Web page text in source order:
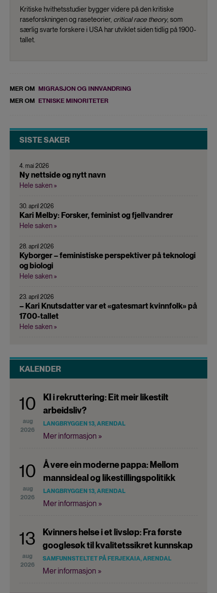
Kritiske hvithetsstudier bygger videre på den kritiske
raseforskningen og raseteorier, critical race theory, som
særlig svarte forskere i USA har utviklet siden tidlig på 1900-
tallet.
MER OM MIGRASJON OG INNVANDRING
MER OM ETNISKE MINORITETER
SISTE SAKER
4. mai 2026
Ny nettside og nytt navn
Hele saken »
30. april 2026
Kari Melby: Forsker, feminist og fjellvandrer
Hele saken »
28. april 2026
Kyborger – feministiske perspektiver på teknologi
og biologi
Hele saken »
23. april 2026
– Kari Knutsdatter var et «gatesmart kvinnfolk» på
1700-tallet
Hele saken »
KALENDER
10
aug
2026
KI i rekruttering: Eit meir likestilt
arbeidsliv?
LANGBRYGGEN 13, ARENDAL
Mer informasjon »
10
aug
2026
Å vere ein moderne pappa: Mellom
mannsideal og likestillingspolitikk
LANGBRYGGEN 13, ARENDAL
Mer informasjon »
13
aug
2026
Kvinners helse i et livsløp: Fra første
googlesøk til kvalitetssikret kunnskap
SAMFUNNSTELTET PÅ FERJEKAIA, ARENDAL
Mer informasjon »